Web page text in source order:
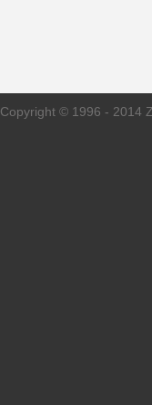
Copyright © 1996 - 2014